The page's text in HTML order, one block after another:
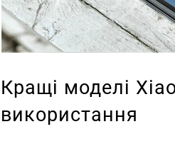
Кращі моделі
використання